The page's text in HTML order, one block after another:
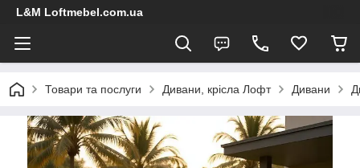
L&M Loftmebel.com.ua
Товари та послуги Дивани, крісла Лофт Дивани